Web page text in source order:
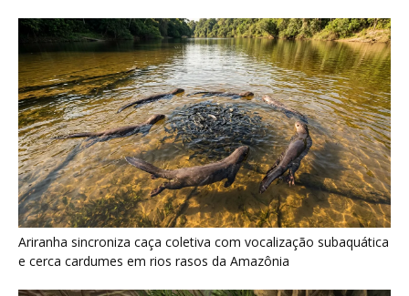
Ariranha sincroniza caça coletiva com vocalização subaquática
e cerca cardumes em rios rasos da Amazônia